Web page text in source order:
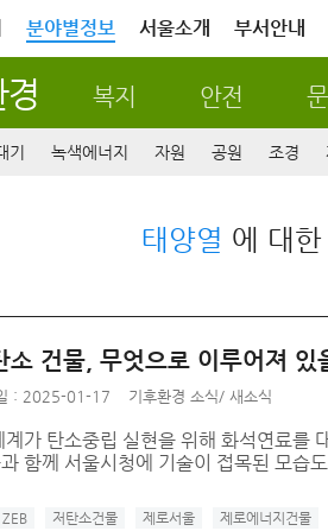
분야별정보 서울소개 부서안내
복지 안전
기 녹색에너지 자원 공원 조경
태양열 에 대
소 건물, 무엇으로 이루어져 있
: 2025-01-17 기후환경 소식/ 새소식
계가 탄소중립 실현을 위해 화석연료를
함께 서울시청에 기술이 접목된 모습
ZEB 저탄소건물 제로서울 제로에너지건물